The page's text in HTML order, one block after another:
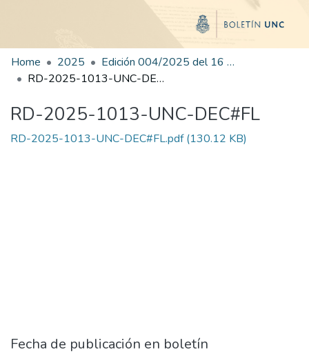
Home 2025
Edición 004/2025 del 16 de junio de 2025
RD-2025-1013-UNC-DEC#FL
RD-2025-1013-UNC-DEC#FL
RD-2025-1013-UNC-DEC#FL.pdf(130.12 KB)
Fecha de publicación en boletín